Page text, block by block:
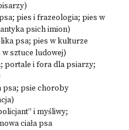
pies i frazeologia; pies w
psich imion)
psa; pies w kulturze
sztuce ludowej)
portale i fora dla psiarzy;
psa; psie choroby
i myśliwy;
ciała psa